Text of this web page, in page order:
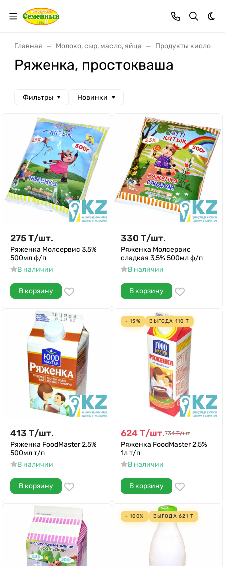
Главная Молоко, сыр, масло, яйца Продукты
Ряженка, простокваша
Фильтры Новинки
275Т/шт.
Ряженка Молсервис 3,5%
500мл ф/п
В наличии
В корзину
330 Т/шт.
Ряженка Молсервис
сладкая 3,5% 500мл ф/п
В наличии
В корзину
413 Т/шт.
Ряженка FoodMaster 2,5%
500мл т/п
В наличии
В корзину
- 15% ВЫГОДА 110 Т
624Т/шт.734 Т/шт.
Ряженка FoodMaster 2,5%
1л т/п
В наличии
В корзину
- 100% ВЫГОДА 621 Т